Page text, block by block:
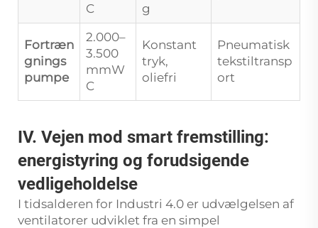
C
g
Fortræn
gnings
pumpe
2.000–
3.500
mmW
C
Konstant
tryk,
oliefri
Pneumatisk
tekstiltransp
ort
IV. Vejen mod smart fremstilling:
energistyring og forudsigende
vedligeholdelse
I tidsalderen for Industri 4.0 er udvælgelsen af
ventilatorer udviklet fra en simpel